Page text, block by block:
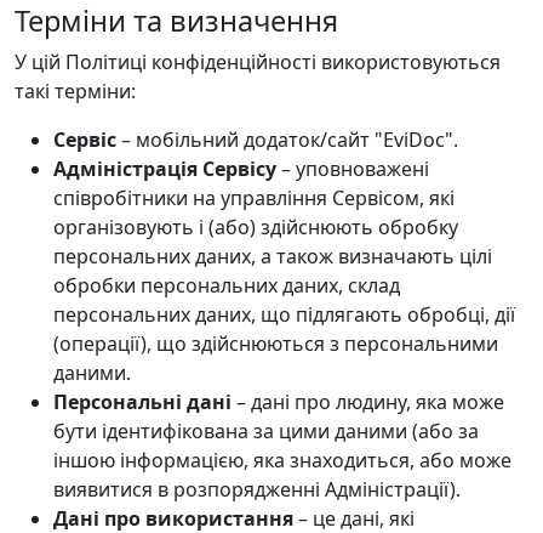
Терміни та визначення
У цій Політиці конфіденційності використовуються
такі терміни:
Сервіс– мобільний додаток/сайт "ЕviDoc".
Адміністрація Сервісу– уповноважені
співробітники на управління Сервісом, які
організовують і (або) здійснюють обробку
персональних даних, а також визначають цілі
обробки персональних даних, склад
персональних даних, що підлягають обробці, дії
(операції), що здійснюються з персональними
даними.
Персональні дані – дані про людину, яка може
бути ідентифікована за цими даними (або за
іншою інформацією, яка знаходиться, або може
виявитися в розпорядженні Адміністрації).
Дані про використання– це дані, які